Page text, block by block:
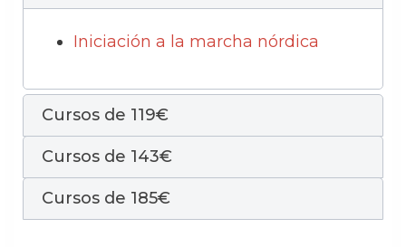
Iniciación a la marcha nórdica
Cursos de 119€
Cursos de 143€
Cursos de 185€